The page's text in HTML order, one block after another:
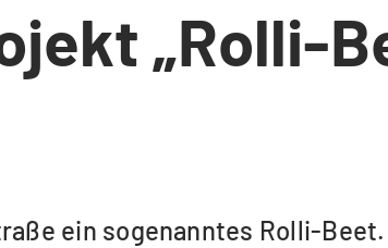
„Rolli-
ein sogenanntes Rolli-